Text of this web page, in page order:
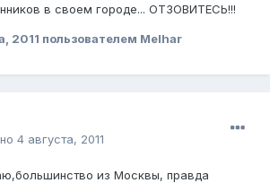
в своем городе... ОТЗОВИТЕСЬ!!!
2011 пользователем Melhar
4 августа, 2011
из Москвы, правда